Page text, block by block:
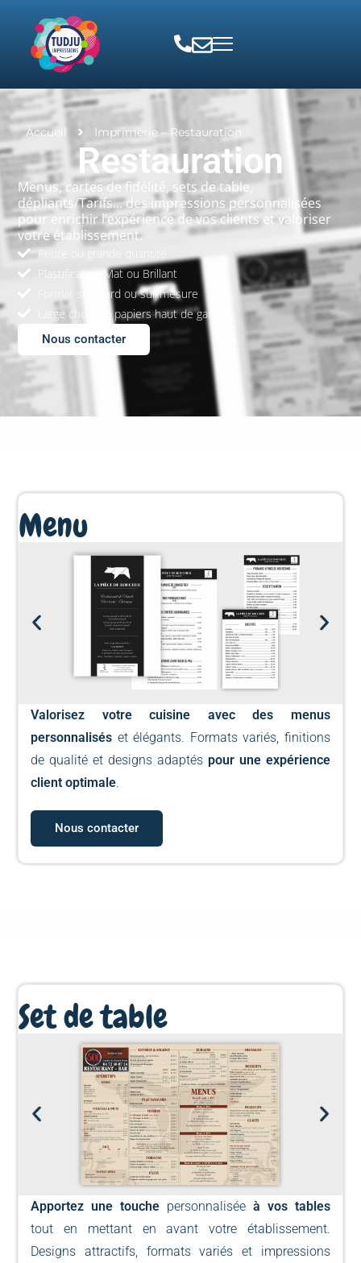
Accueil Imprimerie – Restauration
Restauration
Menus, cartes de fidélité, sets de table,
dépliants/Tarifs... des impressions personnalisées
pour enrichir l’expérience de vos clients et valoriser
votre établissement.
Petite ou grande quantité
Plastification Mat ou Brillant
Format standard ou sur mesure
Large choix de papiers haut de gamme
Nous contacter
Menu
Valorisez votre cuisine
avec des menus
personnalisés et élégants. Formats variés, finitions
de qualité et designs adaptés pour une expérience
client optimale.
Nous contacter
Set de table
Apportez une touche personnalisée à vos tables
tout en mettant en avant votre établissement.
Designs attractifs, formats variés et impressions